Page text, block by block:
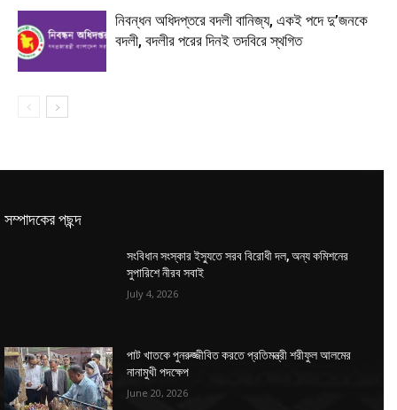
নিবন্ধন অধিদপ্তরে বদলী বানিজ্য, একই পদে দু’জনকে
বদলী, বদলীর পরের দিনই তদবিরে স্থগিত
সম্পাদকের পছন্দ
সংবিধান সংস্কার ইস্যুতে সরব বিরোধী দল, অন্য কমিশনের
সুপারিশে নীরব সবাই
July 4, 2026
পাট খাতকে পুনরুজ্জীবিত করতে প্রতিমন্ত্রী শরীফুল আলমের
নানামুখী পদক্ষেপ
June 20, 2026